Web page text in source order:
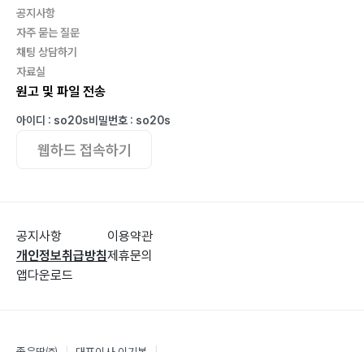
몬세라토의 검은 성모상?172
계수나무 그늘 아래?176
아이누의 나라?191
울지 않는 새?200
사가의 망부석?212
공지사항
자주 묻는 질문
채팅 상담하기
자료실
원고 및 파일 전송
아이디 : so20s비밀번호 : so20s
웹하드 접속하기
공지사항
개인정보취급방침
앱다운로드
이용약관
제휴문의